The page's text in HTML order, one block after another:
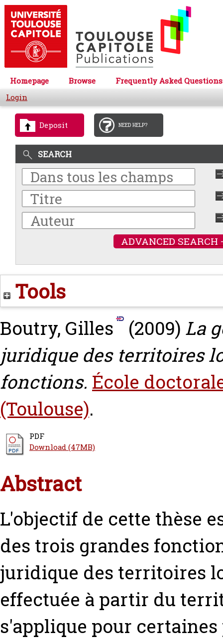
Homepage Browse
Frequently Asked Questions
Login
Deposit NEED HELP?
SEARCH
ADVANCED SEARCH
Tools
Boutry, Gilles (2009) La
juridique des territoires
fonctions. École
(Toulouse).
PDF
Download (47MB)
Abstract
L'objectif de cette thèse
des trois grandes
juridique des territoires
effectuée à partir du
s'applique pour